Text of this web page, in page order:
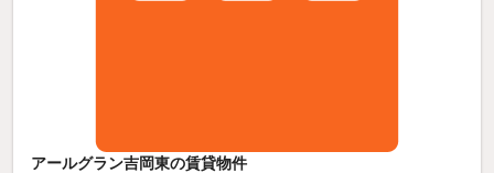
アールグラン吉岡東の賃貸物件